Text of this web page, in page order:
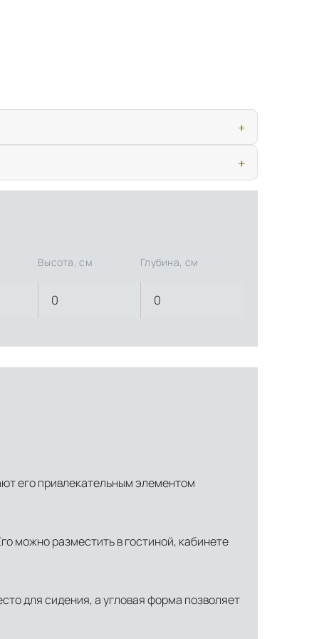
объекта и варьируются от 5 до 10 рабочих дней. Возможна
логистических специалистов с опытом работы в
этапах маршрута.
Высота, см Глубина, см
0 0
его привлекательным элементом
можно разместить в гостиной, кабинете
для сидения, а угловая форма позволяет